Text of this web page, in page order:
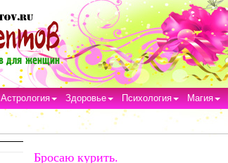
Астрология Здоровье Психология Магия
Бросаю курить.